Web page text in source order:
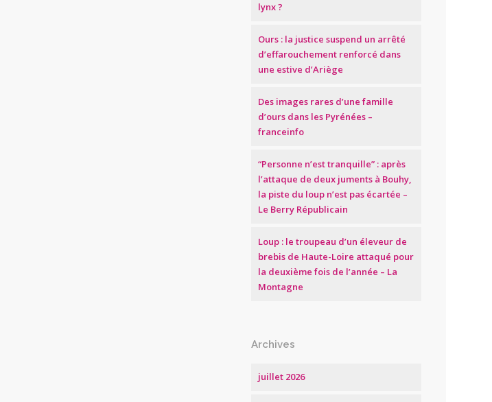
lynx ?
Ours : la justice suspend un arrêté
d’effarouchement renforcé dans
une estive d’Ariège
Des images rares d’une famille
d’ours dans les Pyrénées –
franceinfo
“Personne n’est tranquille” : après
l’attaque de deux juments à Bouhy,
la piste du loup n’est pas écartée –
Le Berry Républicain
Loup : le troupeau d’un éleveur de
brebis de Haute-Loire attaqué pour
la deuxième fois de l’année – La
Montagne
Archives
juillet 2026